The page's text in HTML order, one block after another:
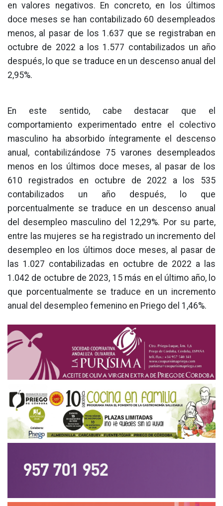
en valores negativos. En concreto, en los últimos
doce meses se han contabilizado 60 desempleados
menos, al pasar de los 1.637 que se registraban en
octubre de 2022 a los 1.577 contabilizados un año
después, lo que se traduce en un descenso anual del
2,95%.
En este sentido, cabe destacar que el
comportamiento experimentado entre el colectivo
masculino ha absorbido íntegramente el descenso
anual, contabilizándose 75 varones desempleados
menos en los últimos doce meses, al pasar de los
610 registrados en octubre de 2022 a los 535
contabilizados un año después, lo que
porcentualmente se traduce en un descenso anual
del desempleo masculino del 12,29%. Por su parte,
entre las mujeres se ha registrado un incremento del
desempleo en los últimos doce meses, al pasar de
las 1.027 contabilizadas en octubre de 2022 a las
1.042 de octubre de 2023, 15 más en el último año, lo
que porcentualmente se traduce en un incremento
anual del desempleo femenino en Priego del 1,46%.